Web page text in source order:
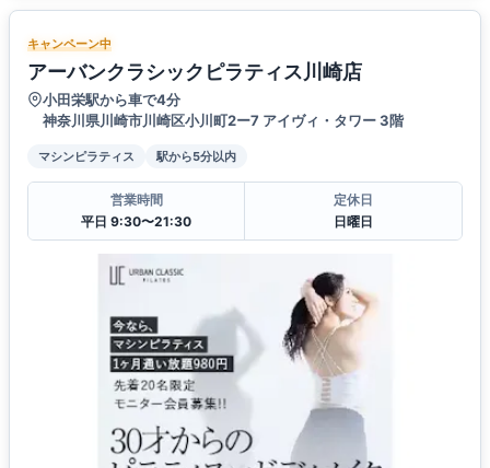
キャンペーン中
アーバンクラシックピラティス川崎店
小田栄駅から車で4分
神奈川県川崎市川崎区小川町2ー7 アイヴィ・タワー 3階
マシンピラティス 駅から5分以内
営業時間
平日 9:30〜21:30
定休日
日曜日